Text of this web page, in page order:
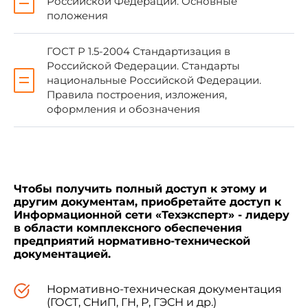
стандарта, указанного в пункте 4
2 ВНЕСЕН Техническим комитетом по
стандартизации ТК 233 "Измерительная
Приказом Федерального агентства по
техническому регулированию и метрологии от
28 декабря 2005 г. N 376-ст
4 Настоящий стандарт идентичен
"Электробезопасность в низковольтных
распределительных сетях напряжением до
положения
ГОСТ Р 1.5-2004 Стандартизация в
Российской Федерации. Стандарты
национальные Российской Федерации.
Правила построения, изложения,
оформления и обозначения
Чтобы получить полный доступ к этому и
другим документам, приобретайте доступ к
Информационной сети «Техэксперт» - лидеру
в области комплексного обеспечения
предприятий нормативно-технической
документацией.
Нормативно-техническая документация
(ГОСТ, СНиП, ГН, Р, ГЭСН и др.)